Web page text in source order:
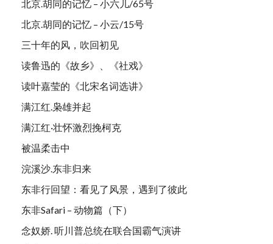
北京.胡同的记忆 – 小六儿/65号
北京.胡同的记忆 – 小云/15号
三十年的风，吹回初见
读鲁迅的《故乡》、《社戏》
读叶嘉莹的《北宋名词选讲》
满江红.枭雄并起
满江红·壮怀激烈挽柯克
被温柔击中
浣溪沙.东非归来
东非行回望：看见了风景，遇到了彼此
东非Safari – 动物篇（下）
念奴娇. 听川普总统在联合国霸气演讲